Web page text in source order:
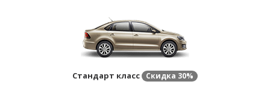
Стандарт класс Скидка 30%